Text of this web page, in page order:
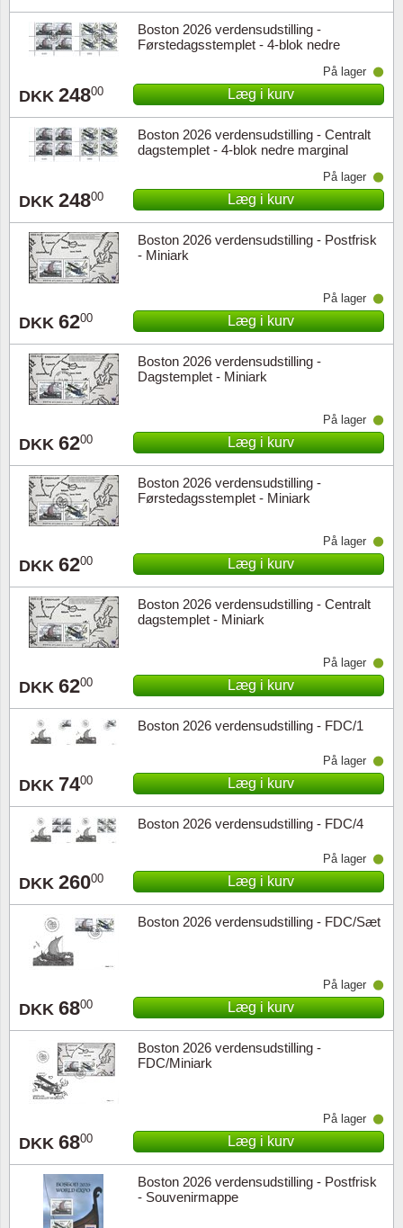
Boston 2026 verdensudstilling -
Førstedagsstemplet - 4-blok nedre
DKK 24800
På lager
Læg i kurv
Boston 2026 verdensudstilling - Centralt
dagstemplet - 4-blok nedre marginal
DKK 24800
På lager
Læg i kurv
Boston 2026 verdensudstilling - Postfrisk
- Miniark
DKK 6200
På lager
Læg i kurv
Boston 2026 verdensudstilling -
Dagstemplet - Miniark
DKK 6200
På lager
Læg i kurv
Boston 2026 verdensudstilling -
Førstedagsstemplet - Miniark
DKK 6200
På lager
Læg i kurv
Boston 2026 verdensudstilling - Centralt
dagstemplet - Miniark
DKK 6200
På lager
Læg i kurv
Boston 2026 verdensudstilling - FDC/1
DKK 7400
På lager
Læg i kurv
Boston 2026 verdensudstilling - FDC/4
DKK 26000
På lager
Læg i kurv
Boston 2026 verdensudstilling - FDC/Sæt
DKK 6800
På lager
Læg i kurv
Boston 2026 verdensudstilling -
FDC/Miniark
DKK 6800
På lager
Læg i kurv
Boston 2026 verdensudstilling - Postfrisk
- Souvenirmappe